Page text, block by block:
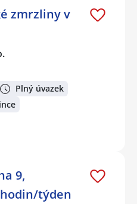
zmrzliny v
Plný úvazek
9,
hodin/týden